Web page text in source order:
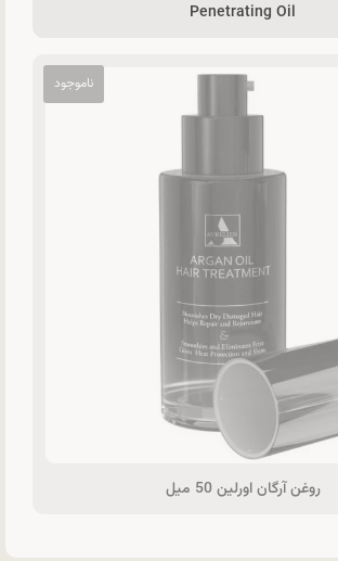
Penetrating Oil
روغن آرگان اورلین 50 میل